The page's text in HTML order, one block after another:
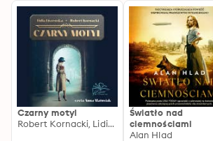
medycznej sprawiają, że jest to
Publishers Weekly
Czarny motyl
Robert Kornacki, Lidia Liszewska
Światło nad
ciemnościami
Alan Hlad